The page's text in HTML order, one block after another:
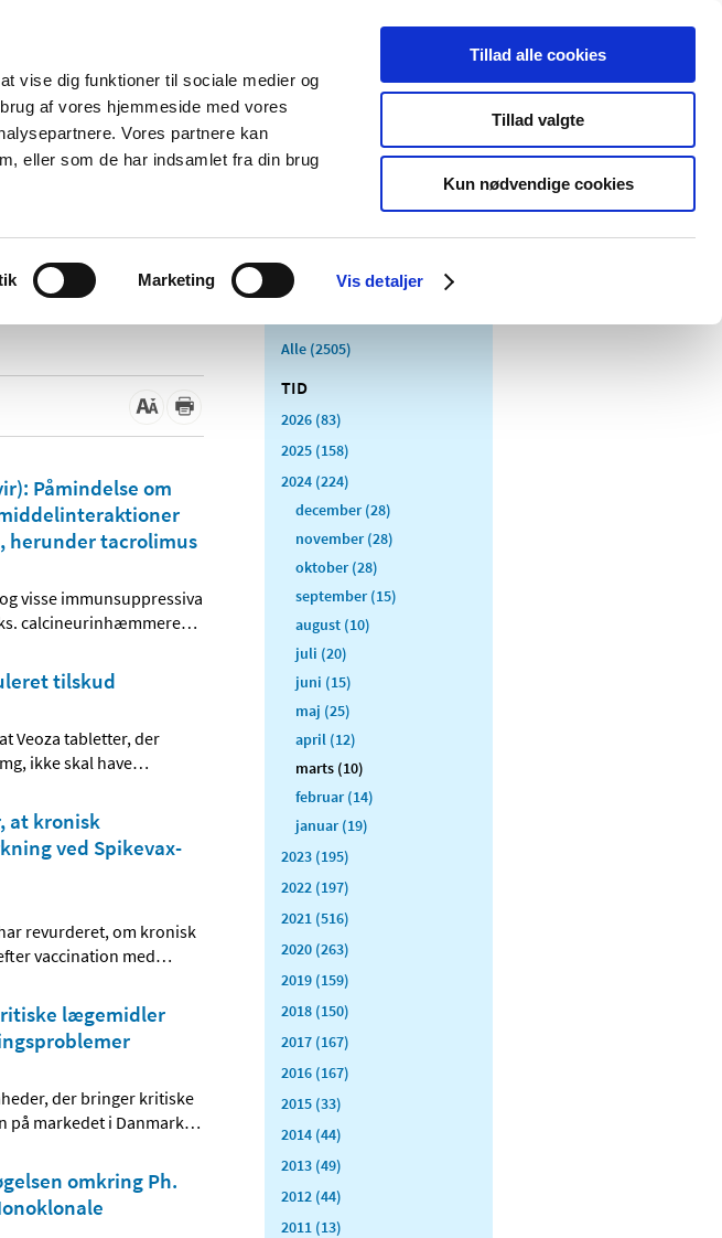
vise dig funktioner til sociale medier og
af vores hjemmeside med vores
Vores partnere kan
eller som de har indsamlet fra din brug
Marketing Vis detaljer
Tillad alle cookies
Tillad valgte
Kun nødvendige cookies
Om os Kontakt Udgivelser
Apoteker og salg af
Medicinsk
Særlige
produktområder
Påmindelse om
herunder tacrolimus
visse immunsuppressiva
calcineurinhæmmere…
tilskud
Veoza tabletter, der
ikke skal have…
at kronisk
ved Spikevax-
revurderet, om kronisk
vaccination med…
lægemidler
der bringer kritiske
markedet i Danmark…
omkring Ph.
Alle (2505)
TID
2026 (83)
2025 (158)
2024 (224)
december (28)
november (28)
oktober (28)
september (15)
august (10)
juli (20)
juni (15)
maj (25)
april (12)
marts (10)
februar (14)
januar (19)
2023 (195)
2022 (197)
2021 (516)
2020 (263)
2019 (159)
2018 (150)
2017 (167)
2016 (167)
2015 (33)
2014 (44)
2013 (49)
2012 (44)
2011 (13)